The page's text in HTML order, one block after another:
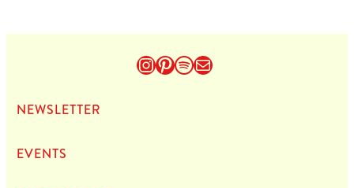
Instagram
Pinterest
Spotify
E-Mail
NEWS­LET­TER
EVENTS